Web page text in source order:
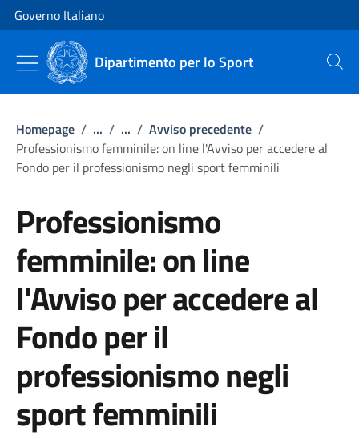
Vai al contenuto
Vai alla navigazione del sito
Governo Italiano
Dipartimento per lo Sport Cerca
Homepage / ... / ... / Avviso precedente /
Professionismo femminile: on line l'Avviso per accedere al
Fondo per il professionismo negli sport femminili
Professionismo
femminile: on line
l'Avviso per accedere al
Fondo per il
professionismo negli
sport femminili